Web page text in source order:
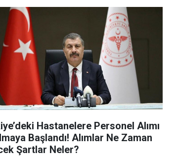
Hastanelere Personel Alımı
Başlandı! Alımlar Ne Zaman
Şartlar Neler?